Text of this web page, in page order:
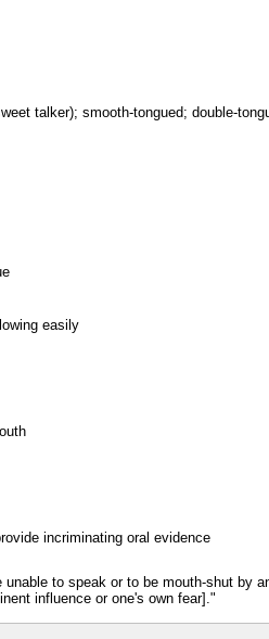
talker); smooth-tongued; double-
easily
incriminating oral evidence
to speak or to be mouth-shut by
influence or one's own fear]."